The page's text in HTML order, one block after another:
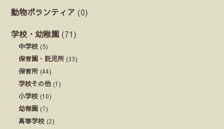
動物ボランティア (0)
学校・幼稚園 (71)
中学校 (5)
保育園・託児所(33)
保育所(44)
学校その他 (1)
小学校 (10)
幼稚園 (7)
高等学校 (2)